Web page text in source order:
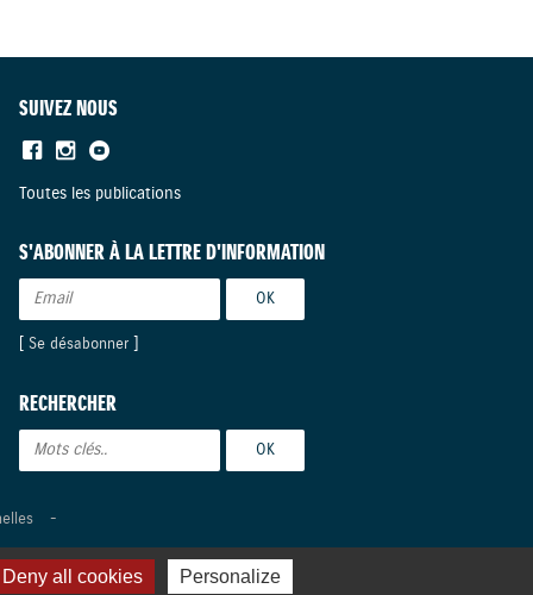
SUIVEZ NOUS
Toutes les publications
S'ABONNER À LA LETTRE D'INFORMATION
Se désabonner
RECHERCHER
-
all cookies Personalize